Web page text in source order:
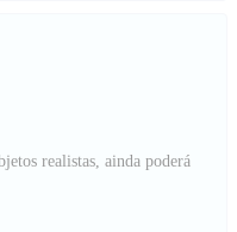
realistas, ainda poderá